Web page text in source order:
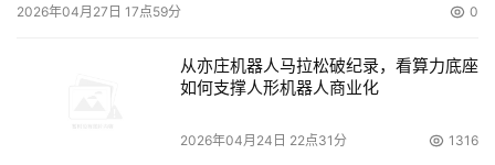
【图2】碳纳米管（紫色）由作为触媒的纳米粒子（红色）
2026年04月27日 17点59分 0
从亦庄机器人马拉松破纪录，看算力底座
如何支撑人形机器人商业化
2026年04月24日 22点31分 1316